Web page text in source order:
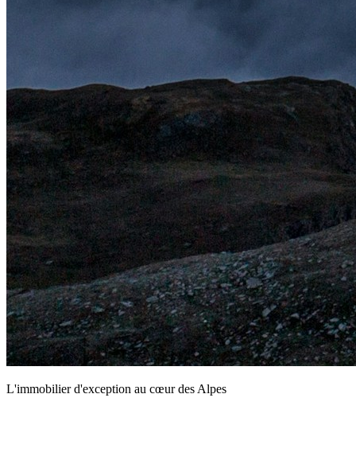
L'immobilier d'exception au cœur des Alpes